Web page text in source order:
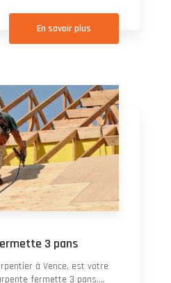
En savoir plus
3 pans
à Vence, est votre
fermette 3 pans....